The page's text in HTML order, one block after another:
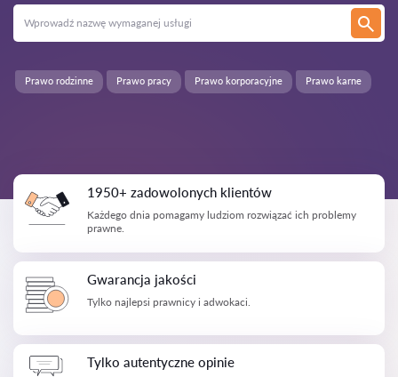
Prawo karne
Prawo rodzinne Prawo pracy Prawo korporacyjne
1950+ zadowolonych klientów
Każdego dnia pomagamy ludziom rozwiązać ich problemy
prawne.
Gwarancja jakości
Tylko najlepsi prawnicy i adwokaci.
Tylko autentyczne opinie